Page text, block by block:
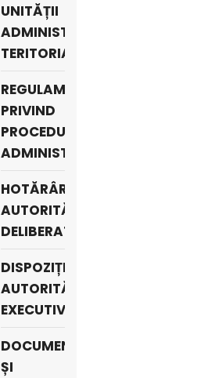
UNITĂȚII
ADMINISTRATIV-
TERITORIALE
REGULAMENTELE
PRIVIND
PROCEDURILE
ADMINISTRATIVE
HOTĂRÂRILE
AUTORITĂȚII
DELIBERATIVE
DISPOZIȚIILE
AUTORITĂȚII
EXECUTIVE
DOCUMENTE
ȘI